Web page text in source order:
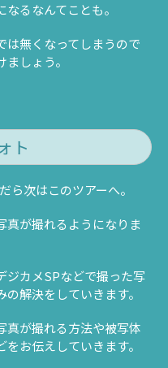
るなんてことも。
は無くなってしまうので
しょう。
ト
ら次はこのツアーへ。
真が撮れるようになりま
ジカメSPなどで撮った写
解決をしていきます。
真が撮れる方法や被写体
お伝えしていきます。